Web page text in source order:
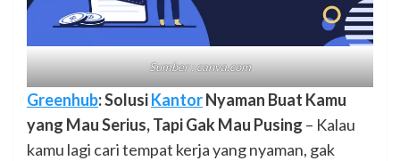
Sumber : canva.com
Greenhub: SolusiKantorNyaman Buat Kamu
yang Mau Serius, Tapi Gak Mau Pusing – Kalau
kamu lagi cari tempat kerja yang nyaman, gak